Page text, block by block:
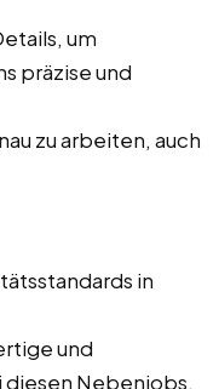
um
präzise und
zu arbeiten, auch
in
und
Nebenjobs,